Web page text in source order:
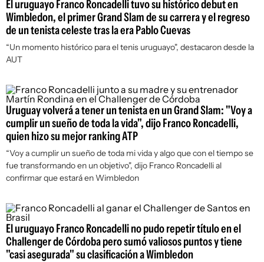
El uruguayo Franco Roncadelli tuvo su histórico debut en
Wimbledon, el primer Grand Slam de su carrera y el regreso
de un tenista celeste tras la era Pablo Cuevas
“Un momento histórico para el tenis uruguayo", destacaron desde la
AUT
Uruguay volverá a tener un tenista en un Grand Slam: "Voy a
cumplir un sueño de toda la vida", dijo Franco Roncadelli,
quien hizo su mejor ranking ATP
“Voy a cumplir un sueño de toda mi vida y algo que con el tiempo se
fue transformando en un objetivo", dijo Franco Roncadelli al
confirmar que estará en Wimbledon
El uruguayo Franco Roncadelli no pudo repetir título en el
Challenger de Córdoba pero sumó valiosos puntos y tiene
"casi asegurada" su clasificación a Wimbledon